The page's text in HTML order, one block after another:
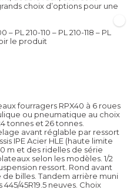
choix d’options pour une
PL 210-110 – PL 210-118 – PL
le produit
fourragers RPX40 à 6 roues
ou pneumatique au choix
tonnes et 26 tonnes.
avant réglable par ressort
IPE Acier HLE (haute limite
m et des ridelles de série
selon les modèles. 1/2
ressort. Rond avant
billes. Tandem arrière muni
45R19.5 neuves. Choix